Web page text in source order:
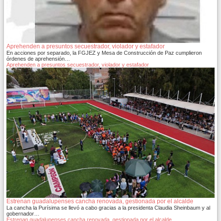
Aprehenden a presuntos secuestrador, violador y estafador
En acciones por separado, la FGJEZ y Mesa de Construcción de Paz cumplieron
órdenes de aprehensión…
Aprehenden a presuntos secuestrador, violador y estafador
Estrenan guadalupenses cancha renovada, gestionada por el alcalde
La cancha la Purísima se llevó a cabo gracias a la presidenta Claudia Sheinbaum y al
gobernador…
Estrenan guadalupenses cancha renovada, gestionada por el alcalde